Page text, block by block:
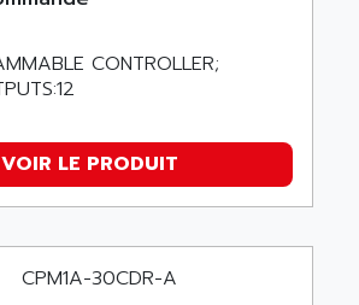
500
MAGNET MOTOR
CONTROLLER;
VOIR LE PRODUIT